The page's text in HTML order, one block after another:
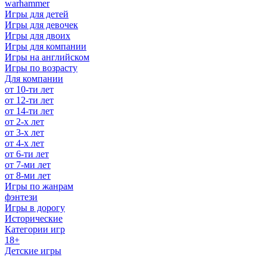
warhammer
Игры для детей
Игры для девочек
Игры для двоих
Игры для компании
Игры на английском
Игры по возрасту
Для компании
от 10-ти лет
от 12-ти лет
от 14-ти лет
от 2-х лет
от 3-х лет
от 4-х лет
от 6-ти лет
от 7-ми лет
от 8-ми лет
Игры по жанрам
фэнтези
Игры в дорогу
Исторические
Категории игр
18+
Детские игры